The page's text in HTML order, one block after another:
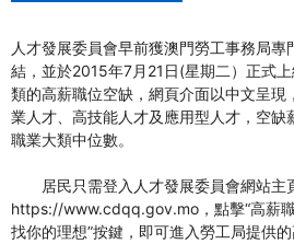
人才發展委員會早前獲澳門勞工事務局專
結，並於2015年7月21日(星期二）正式
類的高薪職位空缺，網頁介面以中文呈現
業人才、高技能人才及應用型人才，空缺
職業大類中位數。
居民只需登入人才發展委員會網站主
https://www.cdqq.gov.mo，點擊“高薪
找你的理想”按鍵，即可進入勞工局提供